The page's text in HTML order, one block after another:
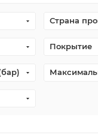
Страна
Покрытие